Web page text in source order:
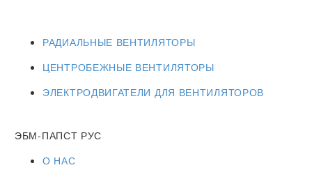
РАДИАЛЬНЫЕ ВЕНТИЛЯТОРЫ
ЦЕНТРОБЕЖНЫЕ ВЕНТИЛЯТОРЫ
ЭЛЕКТРОДВИГАТЕЛИ ДЛЯ ВЕНТИЛЯТОРОВ
ЭБМ-ПАПСТ РУС
О НАС